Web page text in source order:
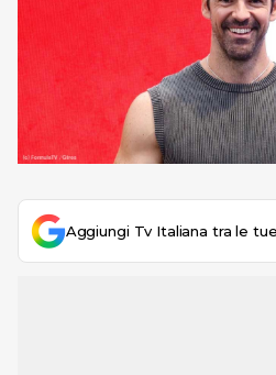
Aggiungi Tv Italiana tra le